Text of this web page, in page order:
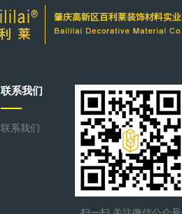
联系我们
联系我们